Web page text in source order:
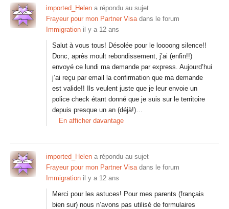
imported_Helen a répondu au sujet
Frayeur pour mon Partner Visadans le forum
Immigration il y a 12 ans
Salut à vous tous! Désolée pour le loooong silence!!
Donc, après moult rebondissement, j’ai (enfin!!)
envoyé ce lundi ma demande par express. Aujourd’hui
j’ai reçu par email la confirmation que ma demande
est valide!! Ils veulent juste que je leur envoie un
police check étant donné que je suis sur le territoire
depuis presque un an (déjà!)…
En afficher davantage
imported_Helen a répondu au sujet
Frayeur pour mon Partner Visadans le forum
Immigration il y a 12 ans
Merci pour les astuces! Pour mes parents (français
bien sur) nous n’avons pas utilisé de formulaires